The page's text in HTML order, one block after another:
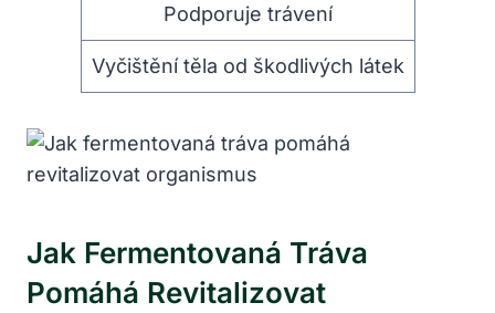
Podporuje trávení
Vyčištění těla od škodlivých látek
Jak Fermentovaná Tráva
Pomáhá Revitalizovat